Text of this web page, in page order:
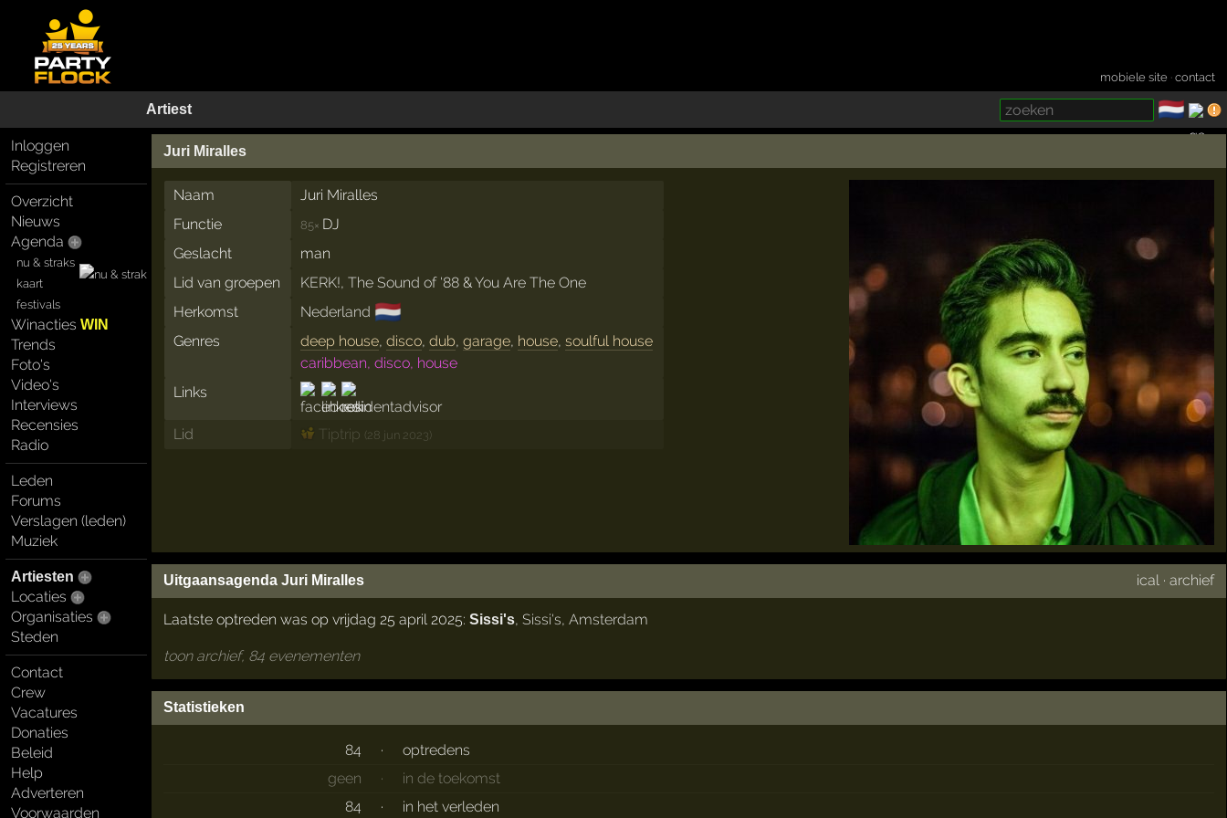
mobiele site ·contact
Artiest 🇳🇱
Inloggen
Registreren
Overzicht
Nieuws
Agenda
nu & straks
kaart
festivals
WinactiesWIN
Trends
Foto's
Video's
Interviews
Recensies
Radio
Leden
Forums
Verslagen (leden)
Muziek
Artiesten
Locaties
Organisaties
Steden
Contact
Crew
Vacatures
Donaties
Beleid
Help
Adverteren
Voorwaarden
Juri Miralles
Naam
Juri Miralles
Functie
85× DJ
Geslacht
man
Lid van groepen
KERK!,The Sound of '88 &You Are The One
Herkomst
Nederland 🇳🇱
Genres deep house,disco,dub,garage, house,soulful house
caribbean, disco, house
Links
Lid Tiptrip (28 jun 2023)
Uitgaansagenda Juri Miralles ical ·archief
Laatste optreden was op vrijdag 25 april 2025: Sissi's, Sissi's, Amsterdam
toon archief, 84 evenementen
Statistieken
84 ·
optredens
geen
·
in de toekomst
84
· in het verleden